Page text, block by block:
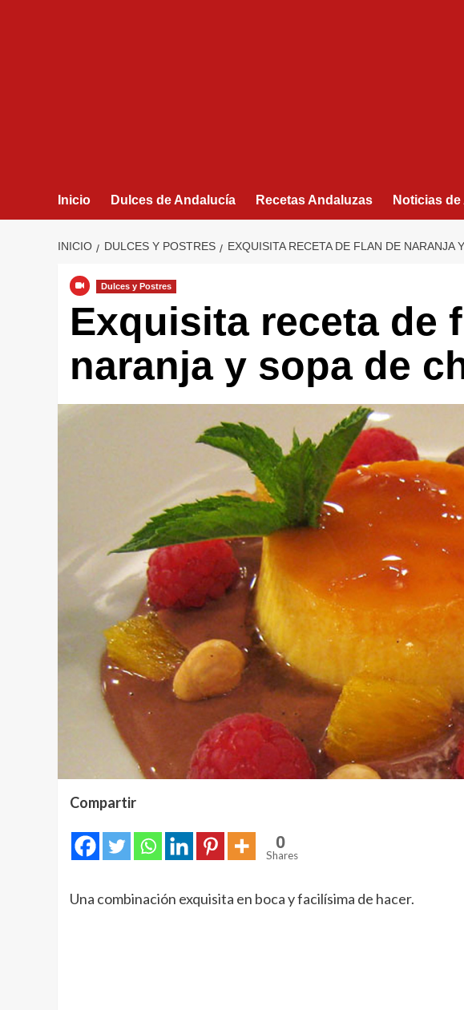
Inicio Dulces de Andalucía Recetas Andaluzas Noticias
INICIO DULCES Y POSTRES EXQUISITA RECETA DE FLAN DE NARANJA
Dulces y Postres
Exquisita receta de
naranja y sopa de
Compartir
0
Shares
Una combinación exquisita en boca y facilísima de hacer.